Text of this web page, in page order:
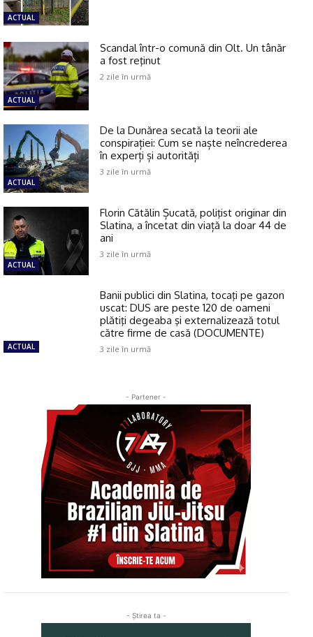
ACTUAL
ACTUAL
Scandal într-o comună din Olt. Un tânăr
a fost reţinut
2 zile în urmă
ACTUAL
De la Dunărea secată la teorii ale
conspirației: Cum se naște neîncrederea
în experți și autorități
3 zile în urmă
ACTUAL
Florin Cătălin Șucată, poliţist originar din
Slatina, a încetat din viață la doar 44 de
ani
3 zile în urmă
ACTUAL
Banii publici din Slatina, tocaţi pe gazon
uscat: DUS are peste 120 de oameni
plătiţi degeaba şi externalizează totul
către firme de casă (DOCUMENTE)
3 zile în urmă
- Partener -
- Ştirea ta -